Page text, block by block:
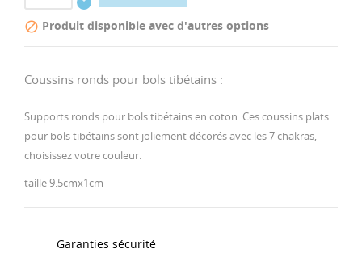
 Produit disponible avec d'autres options
Coussins ronds pour bols tibétains :
Supports ronds pour bols tibétains en coton. Ces coussins plats
pour bols tibétains sont joliement décorés avec les 7 chakras,
choisissez votre couleur.
taille 9.5cmx1cm
Garanties sécurité